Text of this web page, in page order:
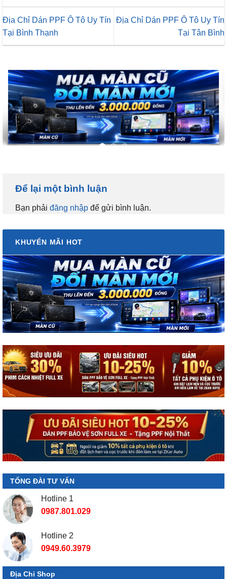
Địa Chỉ Dán PPF Ô Tô Uy Tín
Tại Bình Thạnh
Địa Chỉ Dán PPF Ô Tô Uy Tín
Tại Tân Bình
Để lại một bình luận
Bạn phải đăng nhập để gửi bình luận.
KHUYẾN MÃI HOT
TỔNG ĐÀI TƯ VẤN
Hotline 1
0987.801.029
Hotline 2
0949.60.3979
Địa Chỉ Shop